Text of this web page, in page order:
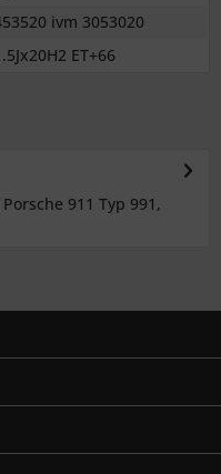
ivm 3053020
ET+66
911 Typ 991,